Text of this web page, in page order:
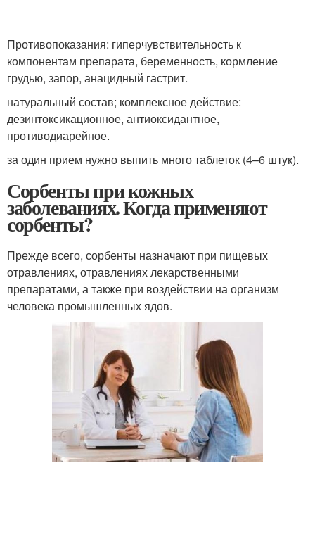
Противопоказания: гиперчувствительность к
компонентам препарата, беременность, кормление
грудью, запор, анацидный гастрит.
натуральный состав; комплексное действие:
дезинтоксикационное, антиоксидантное,
противодиарейное.
за один прием нужно выпить много таблеток (4–6 штук).
Сорбенты при кожных
заболеваниях. Когда применяют
сорбенты?
Прежде всего, сорбенты назначают при пищевых
отравлениях, отравлениях лекарственными
препаратами, а также при воздействии на организм
человека промышленных ядов.